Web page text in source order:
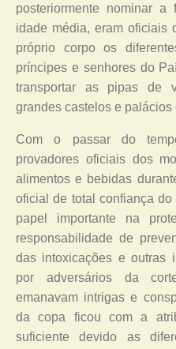
posteriormente nominar
idade média, eram oficiais
próprio corpo os
príncipes e senhores do
transportar as pipas de
grandes castelos e palácios
Com o passar do
provadores oficiais dos
alimentos e bebidas
oficial de total confiança
papel importante na
responsabilidade de
das intoxicações e outras
por adversários da
emanavam intrigas e
da copa ficou com a
suficiente devido as